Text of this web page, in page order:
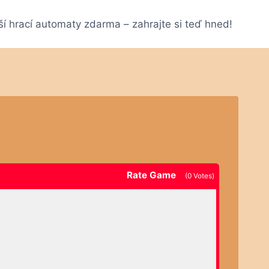
hrací automaty zdarma – zahrajte si teď hned!
Rate Game (0 Votes)